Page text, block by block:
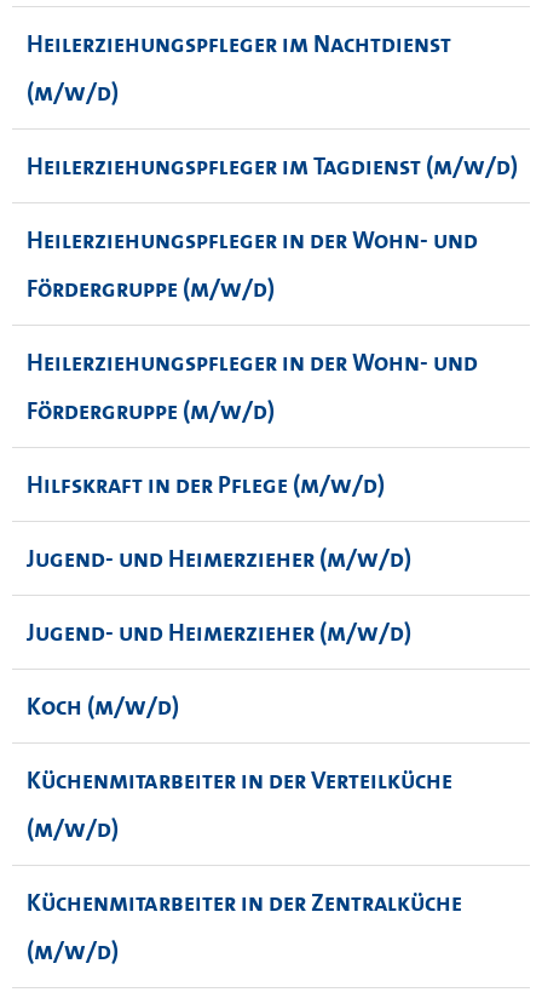
Heilerziehungspfleger im Nachtdienst
(m/w/d)
Heilerziehungspfleger im Tagdienst (m/w/d)
Heilerziehungspfleger in der Wohn- und
Fördergruppe (m/w/d)
Heilerziehungspfleger in der Wohn- und
Fördergruppe (m/w/d)
Hilfskraft in der Pflege (m/w/d)
Jugend- und Heimerzieher (m/w/d)
Jugend- und Heimerzieher (m/w/d)
Koch (m/w/d)
Küchenmitarbeiter in der Verteilküche
(m/w/d)
Küchenmitarbeiter in der Zentralküche
(m/w/d)